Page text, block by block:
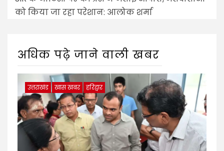
को किया जा रहा परेशान: आलोक शर्मा
अधिक पढ़े जाने वाली खबर
उत्तराखंड खास खबर हरिद्वार